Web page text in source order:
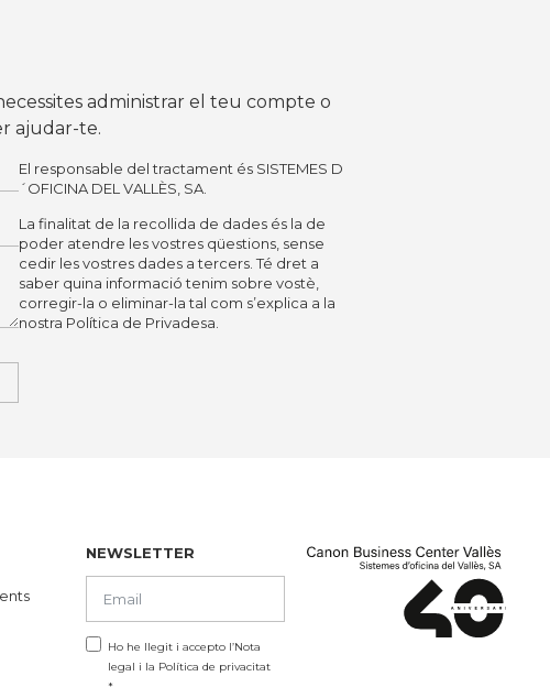
administrar el teu compte o
ajudar-te.
El responsable del tractament és SISTEMES D
´OFICINA DEL VALLÈS, SA.
La finalitat de la recollida de dades és la de
poder atendre les vostres qüestions, sense
cedir les vostres dades a tercers. Té dret a
saber quina informació tenim sobre vostè,
corregir-la o eliminar-la tal com s’explica a la
nostra Política de Privadesa.
NEWSLETTER
Ho he llegit i accepto l’Nota
legal i la Política de privacitat
*